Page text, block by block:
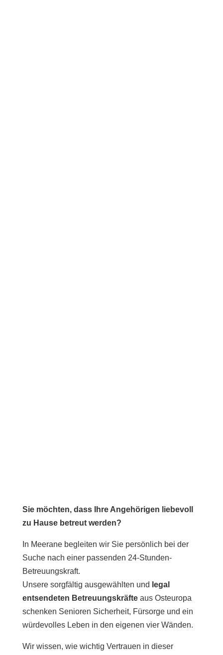
Sie möchten, dass Ihre Angehörigen liebevoll
zu Hause betreut werden?
In Meerane begleiten wir Sie persönlich bei der
Suche nach einer passenden 24-Stunden-
Betreuungskraft.
Unsere sorgfältig ausgewählten und legal
entsendeten Betreuungskräfteaus Osteuropa
schenken Senioren Sicherheit, Fürsorge und ein
würdevolles Leben in den eigenen vier Wänden.
Wir wissen, wie wichtig Vertrauen in dieser